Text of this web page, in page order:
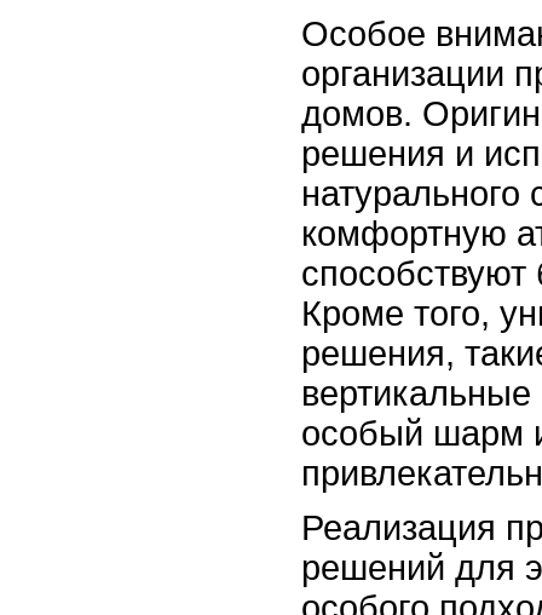
Особое
организации
домов.
решения и
натурального
комфортную
Кроме того,
решения,
особый шарм
Реализация
решений для